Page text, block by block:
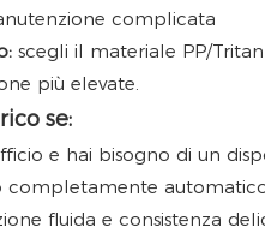
complicata
scegli il materiale PP/
più elevate.
se:
e hai bisogno di un
completamente
fluida e consistenza